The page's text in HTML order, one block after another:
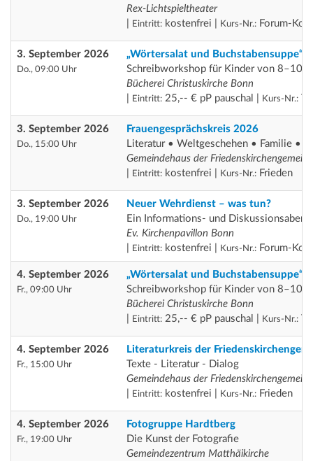
Rex-Lichtspieltheater
Eintritt: kostenfrei | Kurs-Nr.: Forum-
3. September 2026
Do., 09:00 Uhr
„Wörtersalat und Buchstabensuppe“
Schreibworkshop für Kinder von 8–10
Bücherei Christuskirche Bonn
Eintritt: 25,-- € pP pauschal | Kurs-Nr.:
3. September 2026
Do., 15:00 Uhr
Frauengesprächskreis 2026
Literatur • Weltgeschehen • Familie •
Gemeindehaus der
Eintritt: kostenfrei | Kurs-Nr.: Frieden
3. September 2026
Do., 19:00 Uhr
Neuer Wehrdienst – was tun?
Ein Informations- und Diskussionsabend
Ev. Kirchenpavillon Bonn
Eintritt: kostenfrei | Kurs-Nr.: Forum-
4. September 2026
Fr., 09:00 Uhr
„Wörtersalat und Buchstabensuppe“
Schreibworkshop für Kinder von 8–10
Bücherei Christuskirche Bonn
Eintritt: 25,-- € pP pauschal | Kurs-Nr.:
4. September 2026
Fr., 15:00 Uhr
Literaturkreis der
Texte - Literatur - Dialog
Gemeindehaus der
Eintritt: kostenfrei | Kurs-Nr.: Frieden
4. September 2026
Fr., 19:00 Uhr
Fotogruppe Hardtberg
Die Kunst der Fotografie
Gemeindezentrum Matthäikirche